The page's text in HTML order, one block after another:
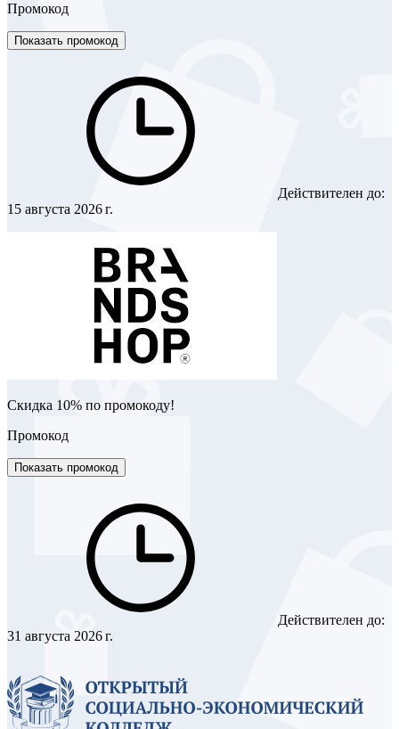
Промокод
Показать промокод
Действителен до:
15 августа 2026 г.
Скидка 10% по промокоду!
Промокод
Показать промокод
Действителен до:
31 августа 2026 г.